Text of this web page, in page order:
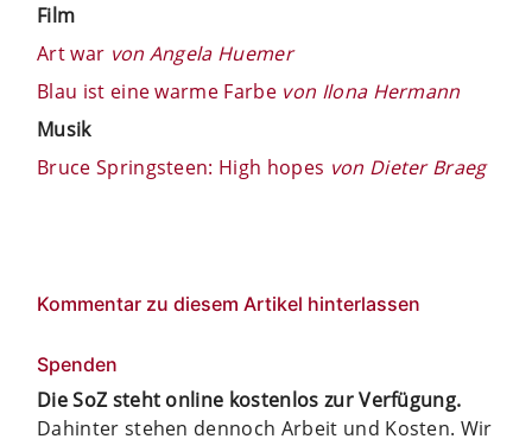
Film
Art war von Angela Huemer
Blau ist eine warme Farbe von Ilona Hermann
Musik
Bruce Springsteen: High hopes von Dieter Braeg
Kommentar zu diesem Artikel hinterlassen
Spenden
Die SoZ steht online kostenlos zur Verfügung.
Dahinter stehen dennoch Arbeit und Kosten. Wir